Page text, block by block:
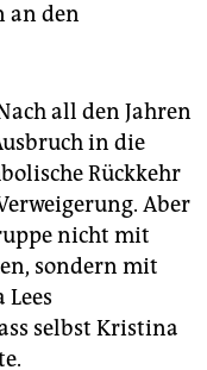
an den
all den Jahren
in die
Rückkehr
Aber
nicht mit
sondern mit
selbst Kristina